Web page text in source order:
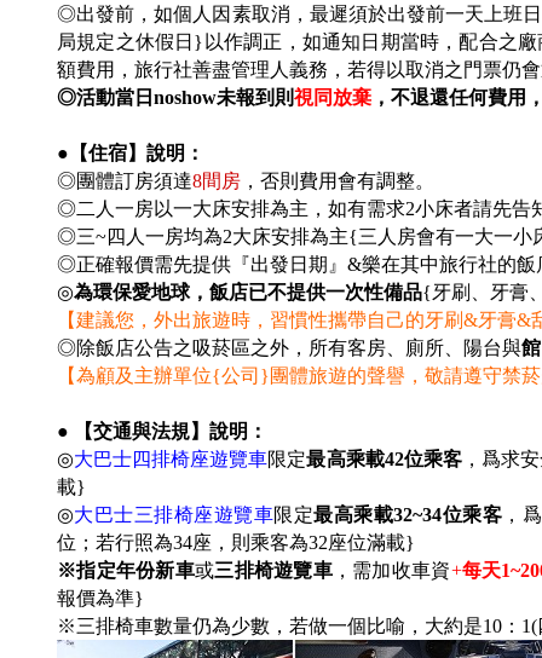
◎出發前，如個人因素取消，最遲須於出發前一天上班
局規定之休假日}以作調正，如通知日期當時，配合之
額費用，旅行社善盡管理人義務，若得以取消之門票仍
◎活動當日noshow未報到則視同放棄 ，不退還任何費用
●【住宿】說明：
◎團體訂房須達8間房 ，否則費用會有調整。
◎二人一房以一大床安排為主，如有需求2小床者請先告
◎三~四人一房均為2大床安排為主{三人房會有一大一
◎正確報價需先提供『出發日期』&樂在其中旅行社的
◎為環保愛地球，飯店已不提供一次性備品{牙刷、牙膏
【建議您，外出旅遊時，習慣性攜帶自己的牙刷&牙膏&
◎除飯店公告之吸菸區之外，所有客房、廁所、陽台與
【為顧及主辦單位{公司}團體旅遊的聲譽，敬請遵守禁
● 【交通與法規】說明：
◎大巴士四排椅座遊覽車限定最高乘載42位乘客，爲求
載}
◎大巴士三排椅座遊覽車限定最高乘載32~34位乘客 ，
位；若行照為34座，則乘客為32座位滿載}
※指定年份新車或三排椅遊覽車，需加收車資+每天
報價為準}
※三排椅車數量仍為少數，若做一個比喻，大約是10：